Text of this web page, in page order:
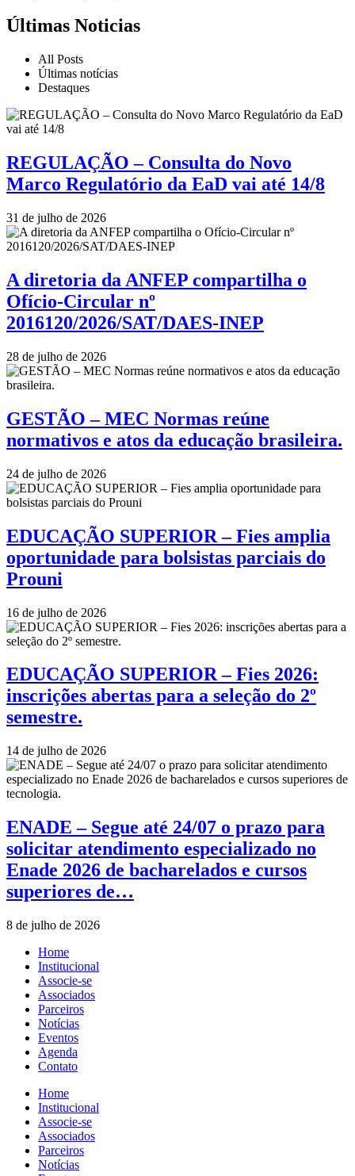
Últimas Noticias
All Posts
Últimas notícias
Destaques
REGULAÇÃO – Consulta do Novo
Marco Regulatório da EaD vai até 14/8
31 de julho de 2026
A diretoria da ANFEP compartilha o
Ofício-Circular nº
2016120/2026/SAT/DAES-INEP
28 de julho de 2026
GESTÃO – MEC Normas reúne
normativos e atos da educação brasileira.
24 de julho de 2026
EDUCAÇÃO SUPERIOR – Fies amplia
oportunidade para bolsistas parciais do
Prouni
16 de julho de 2026
EDUCAÇÃO SUPERIOR – Fies 2026:
inscrições abertas para a seleção do 2º
semestre.
14 de julho de 2026
ENADE – Segue até 24/07 o prazo para
solicitar atendimento especializado no
Enade 2026 de bacharelados e cursos
superiores de…
8 de julho de 2026
Home
Institucional
Associe-se
Associados
Parceiros
Notícias
Eventos
Agenda
Contato
Home
Institucional
Associe-se
Associados
Parceiros
Notícias